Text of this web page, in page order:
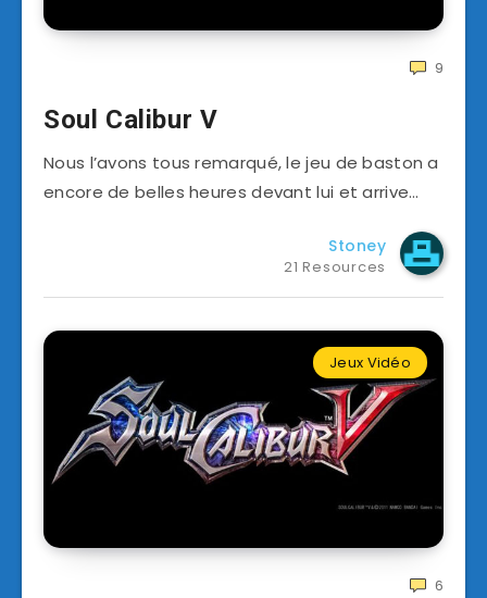
9
Soul Calibur V
Nous l’avons tous remarqué, le jeu de baston a
encore de belles heures devant lui et arrive…
Stoney
21 Resources
Jeux Vidéo
6